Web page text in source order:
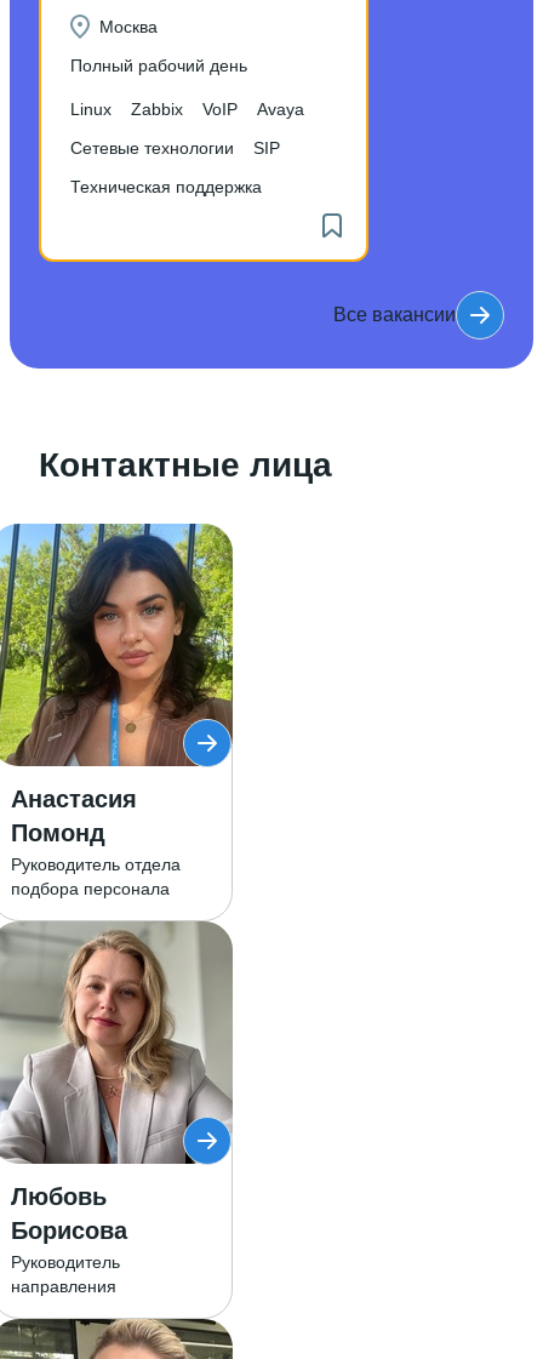
Москва
Полный рабочий день
Linux Zabbix VoIP
Avaya
Сетевые технологии
SIP
Техническая поддержка
Все вакансии
Контактные лица
Анастасия
Помонд
Руководитель отдела
подбора персонала
Любовь
Борисова
Руководитель
направления